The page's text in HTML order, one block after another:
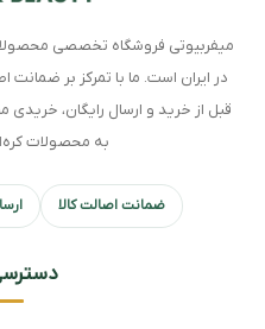
میفربیوتی فروشگاه تخصصی
در ایران است. ما با تمرکز بر ضمانت
قبل از خرید و ارسال رایگان،
به محصولات
ضمانت اصالت کالا